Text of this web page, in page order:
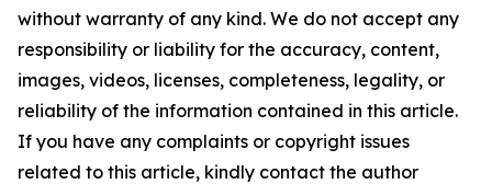
without warranty of any kind. We do not accept any
responsibility or liability for the accuracy, content,
images, videos, licenses, completeness, legality, or
reliability of the information contained in this article.
If you have any complaints or copyright issues
related to this article, kindly contact the author